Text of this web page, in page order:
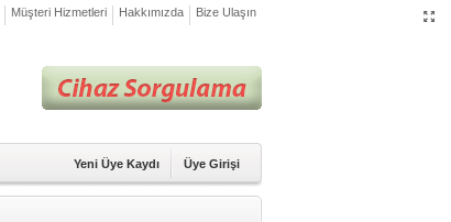
Üye Girişi
Yeni Üye Kaydı
Bize Ulaşın
Hakkımızda
Müşteri Hizmetleri